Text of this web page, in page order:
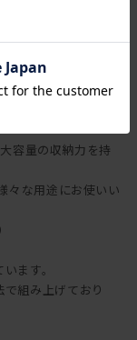
す。
容量の収納力を持
々な用途にお使いい
ます。
組み上げており